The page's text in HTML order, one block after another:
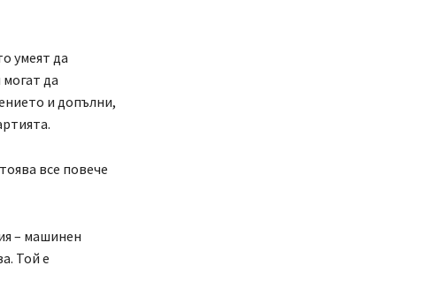
умеят да
да
и допълни,
все повече
– машинен
Той е